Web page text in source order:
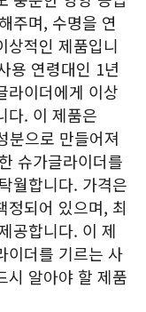
주며, 수명을 연
상적인 제품입니
용 연령대인 1년
라이더에게 이상
다. 이 제품은
분으로 만들어져
슈가글라이더를
월합니다. 가격은
정되어 있으며, 최
공합니다. 이 제
이더를 기르는 사
시 알아야 할 제품